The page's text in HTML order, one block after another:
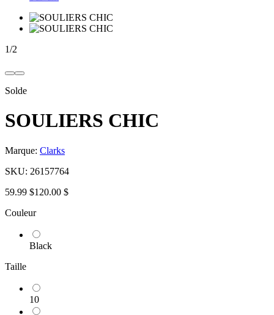
1/2
Solde
SOULIERS CHIC
Marque: Clarks
SKU: 26157764
59.99 $120.00 $
Couleur
Black
Taille
10